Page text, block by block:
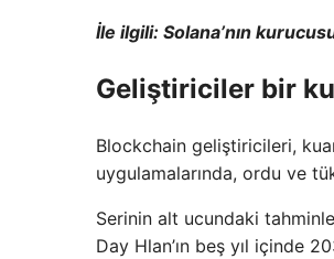
İle ilgili: Solana’nın
Geliştiriciler bir
Blockchain geliştiricileri,
uygulamalarında, ordu ve
Serinin alt ucundaki
Day Hlan’ın beş yıl içinde